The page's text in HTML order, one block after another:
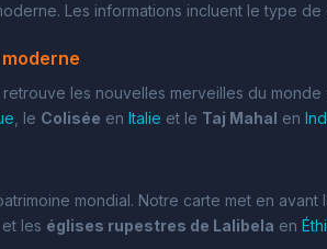
Les informations incluent le type
les nouvelles merveilles du monde
, le Colisée en Italie et le Taj Mahal en
mondial. Notre carte met en
et les églises rupestres de Lalibela en